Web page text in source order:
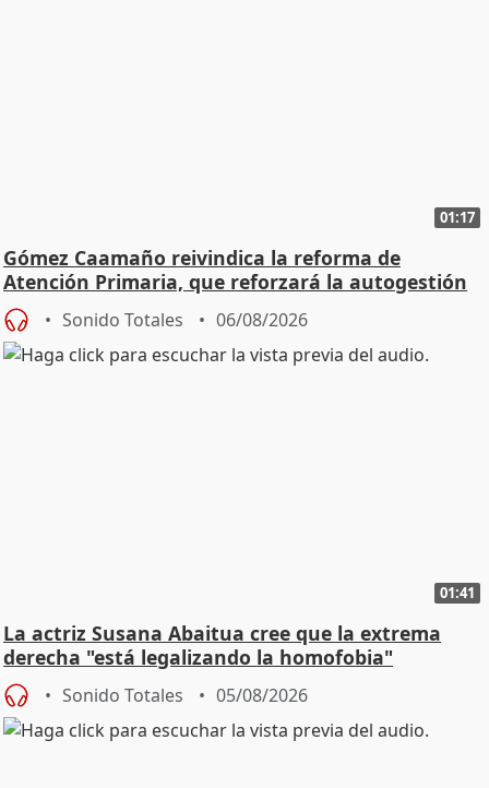
01:17
Gómez Caamaño reivindica la reforma de
Atención Primaria, que reforzará la autogestión
Sonido Totales 06/08/2026
01:41
La actriz Susana Abaitua cree que la extrema
derecha "está legalizando la homofobia"
Sonido Totales 05/08/2026